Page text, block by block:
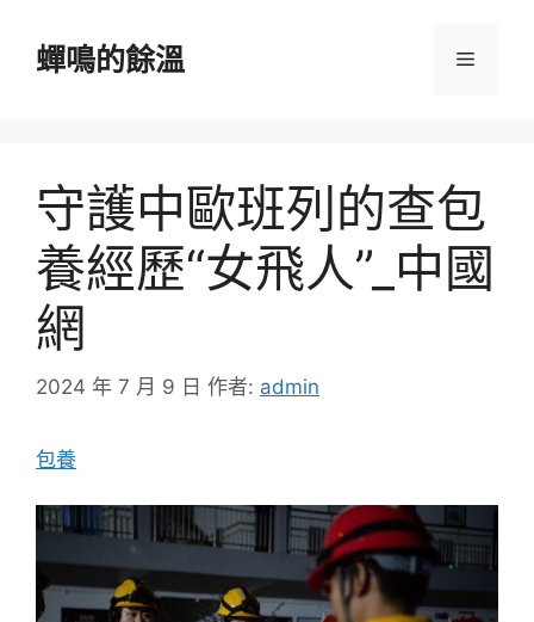
蟬鳴的餘溫 選
守護中歐班列的查包
養經歷“女飛人”_中國
網
2024 年 7 月 9 日 作者: admin
包養